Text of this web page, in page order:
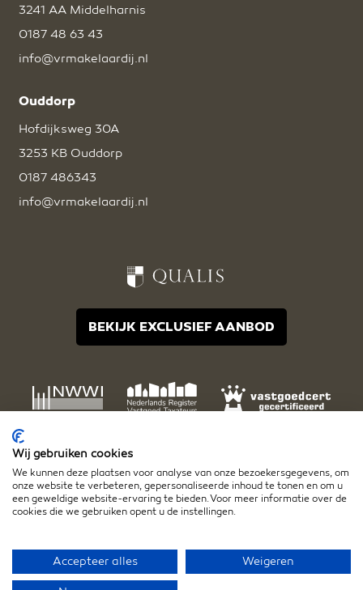
3241 AA Middelharnis
0187 48 63 43
info@vrmakelaardij.nl
Ouddorp
Hofdijksweg 30A
3253 KB Ouddorp
0187 486343
info@vrmakelaardij.nl
BEKIJK EXCLUSIEF AANBOD
Wij gebruiken cookies
We kunnen deze plaatsen voor analyse van onze bezoekersgegevens, om
onze website te verbeteren, gepersonaliseerde inhoud te tonen en om u
een geweldige website-ervaring te bieden. Voor meer informatie over de
cookies die we gebruiken opent u de instellingen.
Accepteer alles Weigeren